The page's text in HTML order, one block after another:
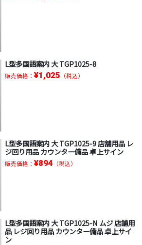
L型多国語案内 大 TGP1025-8
販売価格： ¥1,025 （税込）
L型多国語案内 大 TGP1025-9 店舗用品 レ
ジ回り用品 カウンター備品 卓上サイン
販売価格： ¥894 （税込）
L型多国語案内 大 TGP1025-N ムジ 店舗用
品 レジ回り用品 カウンター備品 卓上サイ
ン